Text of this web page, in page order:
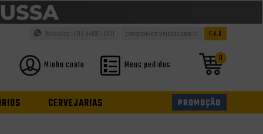
F.A.Q
contato@cervejabox.com.br
WhatsApp: (11) 94937-0371
0
Minha conta Meus pedidos
CERVEJARIAS PROMOÇÃO